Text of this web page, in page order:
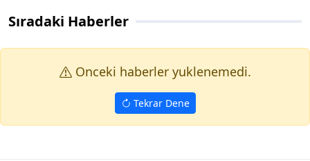
Sıradaki Haberler
Onceki haberler yuklenemedi.
Tekrar Dene